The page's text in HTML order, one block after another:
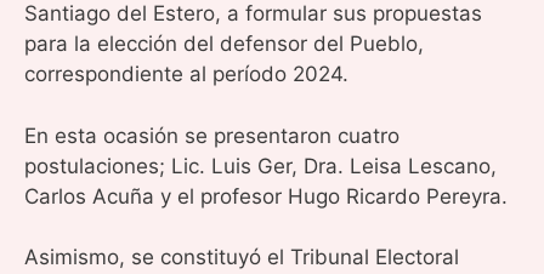
Santiago del Estero, a formular sus propuestas
para la elección del defensor del Pueblo,
correspondiente al período 2024.
En esta ocasión se presentaron cuatro
postulaciones; Lic. Luis Ger, Dra. Leisa Lescano,
Carlos Acuña y el profesor Hugo Ricardo Pereyra.
Asimismo, se constituyó el Tribunal Electoral